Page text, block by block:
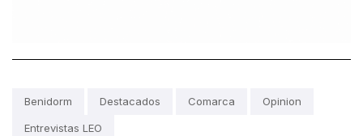
Benidorm Destacados Comarca Opinion
Entrevistas LEO